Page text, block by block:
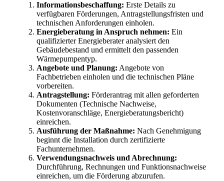
Informationsbeschaffung: Erste Details zu
verfügbaren Förderungen, Antragstellungsfristen und
technischen Anforderungen einholen.
Energieberatung in Anspruch nehmen: Ein
qualifizierter Energieberater analysiert den
Gebäudebestand und ermittelt den passenden
Wärmepumpentyp.
Angebote und Planung: Angebote von
Fachbetrieben einholen und die technischen Pläne
vorbereiten.
Antragstellung: Förderantrag mit allen geforderten
Dokumenten (Technische Nachweise,
Kostenvoranschläge, Energieberatungsbericht)
einreichen.
Ausführung der Maßnahme: Nach Genehmigung
beginnt die Installation durch zertifizierte
Fachunternehmen.
Verwendungsnachweis und Abrechnung:
Durchführung, Rechnungen und Funktionsnachweise
einreichen, um die Förderung abzurufen.